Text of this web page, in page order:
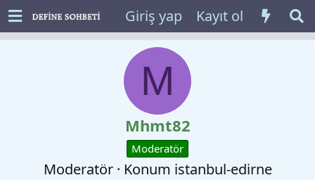
Giriş yap Kayıt ol
M
Mhmt82
Moderatör
Moderatör · Konum istanbul-edirne